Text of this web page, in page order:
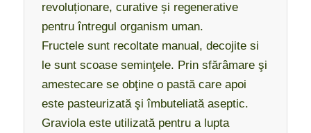
revoluționare, curative și regenerative
pentru întregul organism uman.
Fructele sunt recoltate manual, decojite si
le sunt scoase seminţele. Prin sfărâmare şi
amestecare se obţine o pastă care apoi
este pasteurizată şi îmbuteliată aseptic.
Graviola este utilizată pentru a lupta